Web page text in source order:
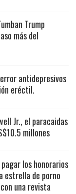
Trump
más del
antidepresivos
eréctil.
Jr., el paracaidas
millones
los honorarios
estrella de porno
una revista